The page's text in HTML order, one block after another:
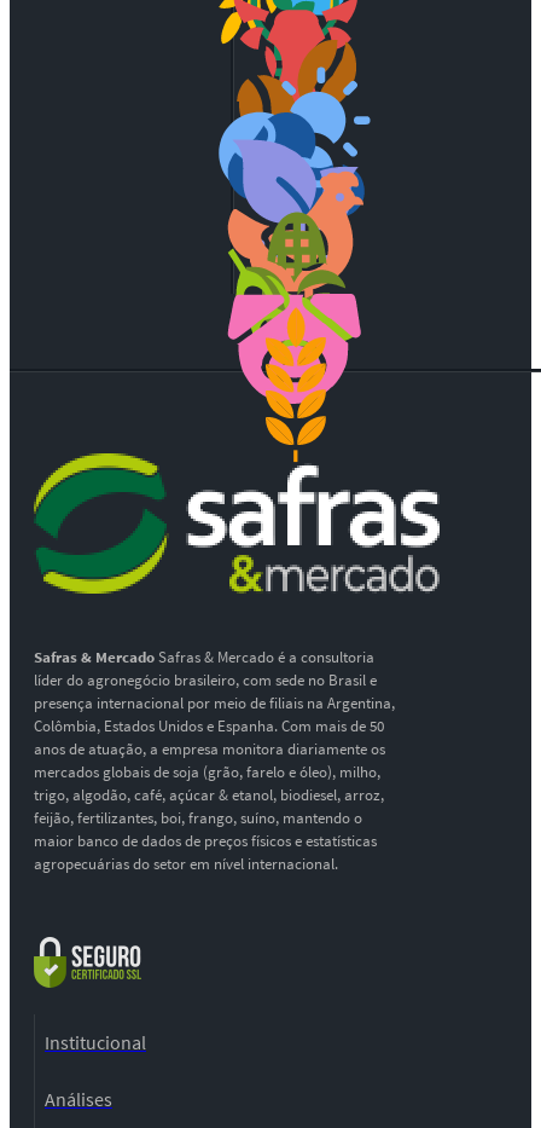
Safras & MercadoSafras & Mercado é a consultoria
líder do agronegócio brasileiro, com sede no Brasil e
presença internacional por meio de filiais na Argentina,
Colômbia, Estados Unidos e Espanha. Com mais de 50
anos de atuação, a empresa monitora diariamente os
mercados globais de soja (grão, farelo e óleo), milho,
trigo, algodão, café, açúcar & etanol, biodiesel, arroz,
feijão, fertilizantes, boi, frango, suíno, mantendo o
maior banco de dados de preços físicos e estatísticas
agropecuárias do setor em nível internacional.
Institucional
Análises